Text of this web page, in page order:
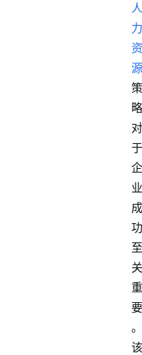
人
力
资
源
策
略
对
于
企
业
成
功
至
关
重
要
。
该